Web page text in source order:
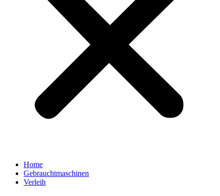
Home
Gebrauchtmaschinen
Verleih